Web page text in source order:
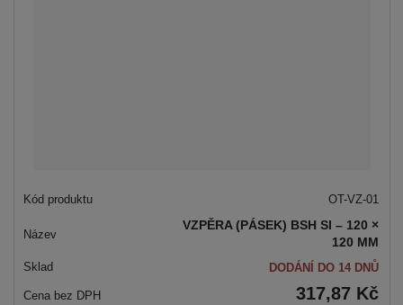
OT-VZ-01
VZPĚRA (PÁSEK) BSH SI – 120 ×
120 MM
DODÁNÍ DO 14 DNŮ
317,87 Kč